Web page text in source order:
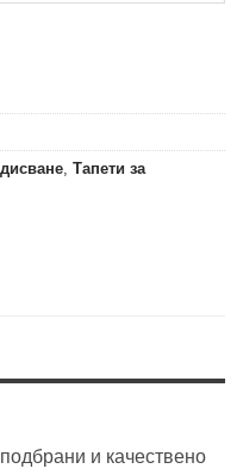
Тапети за
и качествено